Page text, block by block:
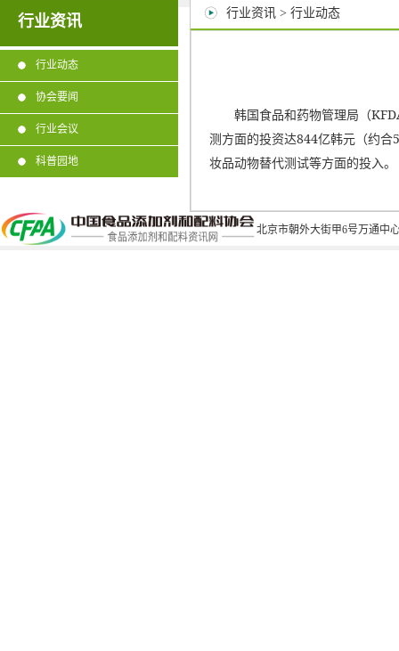
行业资讯
行业动态
协会要闻
行业会议
科普园地
行业资讯 > 行业动态
韩国食品和药物管理局（
测方面的投资达844亿韩元（约
妆品动物替代测试等方面的投入。
北京市朝外大街甲6号万通中